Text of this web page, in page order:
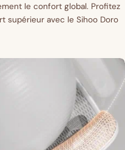
le confort global. Profitez
supérieur avec le Sihoo Doro